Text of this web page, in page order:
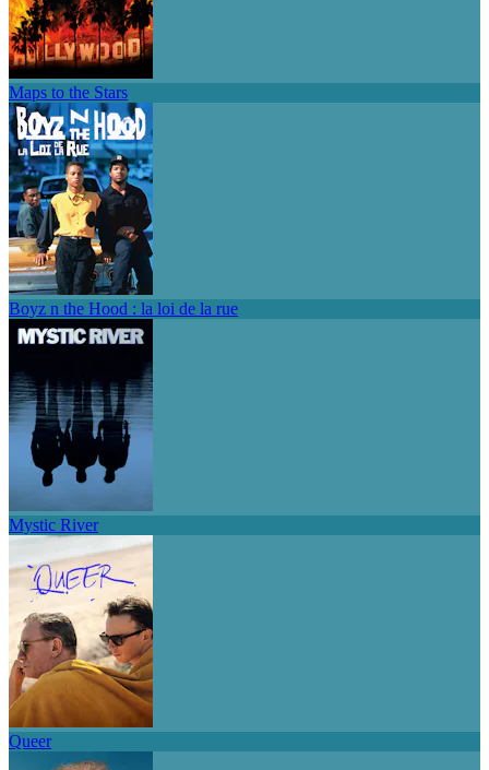
Maps to the Stars
Boyz n the Hood : la loi de la rue
Mystic River
Queer